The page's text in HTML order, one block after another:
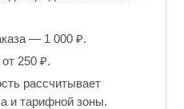
— 1 000 ₽.
250 ₽.
рассчитывает
и тарифной зоны.